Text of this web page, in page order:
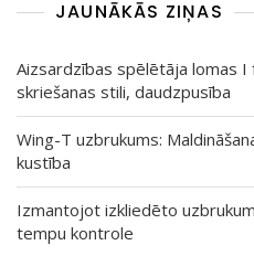
JAUNĀKĀS ZIŅAS
Aizsardzības spēlētāja lomas I
skriešanas stili, daudzpusība
Wing-T uzbrukums:
kustība
Izmantojot izkliedēto
tempu kontrole